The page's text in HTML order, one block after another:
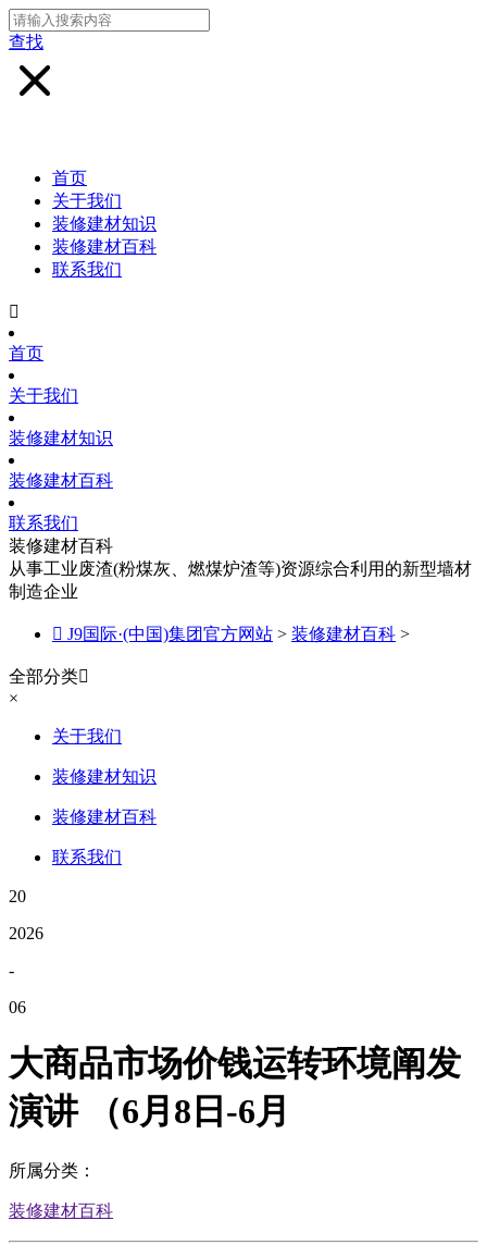
查找
首页
关于我们
装修建材知识
装修建材百科
联系我们

首页
关于我们
装修建材知识
装修建材百科
联系我们
装修建材百科
从事工业废渣(粉煤灰、燃煤炉渣等)资源综合利用的新型墙材
制造企业
 J9国际·(中国)集团官方网站 > 装修建材百科 >
全部分类
×
关于我们
装修建材知识
装修建材百科
联系我们
20
2026
-
06
大商品市场价钱运转环境阐发
演讲 （6月8日-6月
所属分类：
装修建材百科